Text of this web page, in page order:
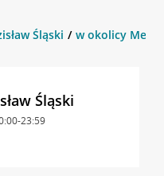
Śląski w okolicy
Śląski
23:59